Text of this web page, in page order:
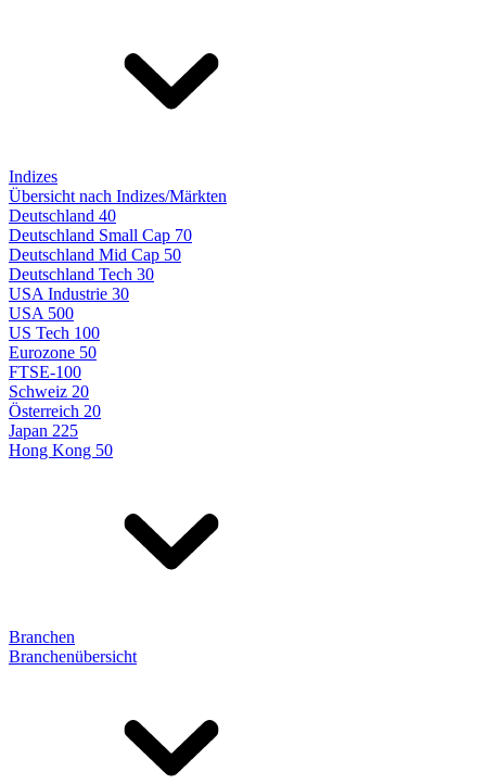
Indizes
Übersicht nach Indizes/Märkten
Deutschland 40
Deutschland Small Cap 70
Deutschland Mid Cap 50
Deutschland Tech 30
USA Industrie 30
USA 500
US Tech 100
Eurozone 50
FTSE-100
Schweiz 20
Österreich 20
Japan 225
Hong Kong 50
Branchen
Branchenübersicht